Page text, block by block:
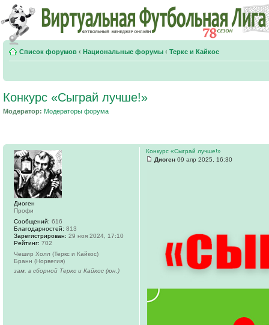
Список форумов ‹ Национальные форумы ‹ Теркс и Кайкос
Конкурс «Сыграй лучше!»
Модератор: Модераторы форума
Конкурс «Сыграй лучше!»
Диоген 09 апр 2025, 16:30
Диоген
Профи
Сообщений: 616
Благодарностей: 813
Зарегистрирован: 29 ноя 2024, 17:10
Рейтинг: 702
Чешир Холл (Теркс и Кайкос)
Бранн (Норвегия)
зам. в сборной Теркс и Кайкос (юн.)